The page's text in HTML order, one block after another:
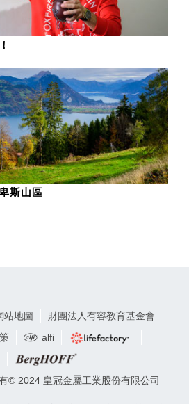
斯山區
站地圖
財團法人有容教育基金會
alfi
© 2024 皇冠金屬工業股份有限公司